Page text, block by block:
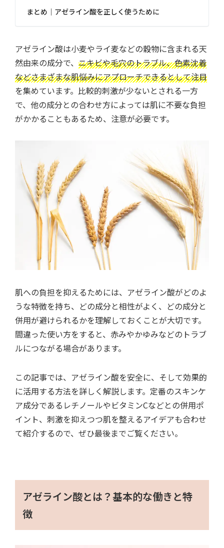
まとめ｜アゼライン酸を正しく使うために
アゼライン酸は小麦やライ麦などの穀物に含まれる天
然由来の成分で、 ニキビや毛穴のトラブル、色素沈着
などさまざまな肌悩みにアプローチできるとして注目
を集めています。比較的刺激が少ないとされる一方
で、他の成分との合わせ方によっては肌に不要な負担
がかかることもあるため、注意が必要です。
肌への負担を抑えるためには、アゼライン酸がどのよ
うな特徴を持ち、どの成分と相性がよく、どの成分と
併用が避けられるかを理解しておくことが大切です。
間違った使い方をすると、赤みやかゆみなどのトラブ
ルにつながる場合があります。
この記事では、アゼライン酸を安全に、そして効果的
に活用する方法を詳しく解説します。定番のスキンケ
ア成分であるレチノールやビタミンCなどとの併用ポ
イント、刺激を抑えつつ肌を整えるアイデアも合わせ
て紹介するので、ぜひ最後までご覧ください。
アゼライン酸とは？基本的な働きと特
徴